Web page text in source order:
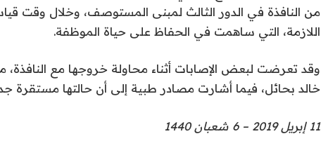
من النافذة في الدور الثالث لمبنى المستوصف، وخلال وقت
اللازمة، التي ساهمت في الحفاظ على حياة الموظفة.
وقد تعرضت لبعض الإصابات أثناء محاولة خروجها مع
خالد بحائل، فيما أشارت مصادر طبية إلى أن حالتها مستقرة
11 إبريل 2019 – 6 شعبان 1440